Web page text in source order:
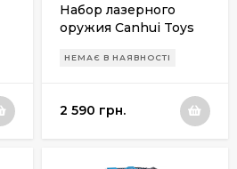
Набор лазерного
оружия Canhui Toys
BB8803C (4
НЕМАЄ В НАЯВНОСТІ
2 590 грн.